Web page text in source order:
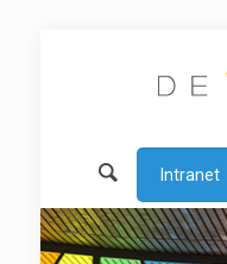
Intranet